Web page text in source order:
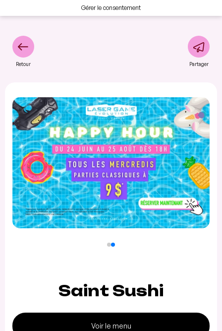
Gérer le consentement
Retour Partager
Saint Sushi
Voir le menu